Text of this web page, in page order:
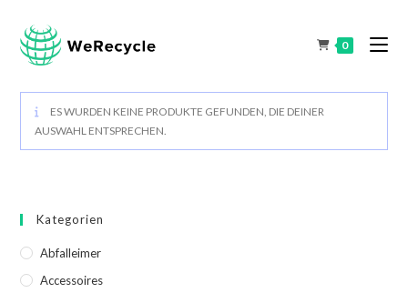
0
ES WURDEN KEINE PRODUKTE GEFUNDEN, DIE DEINER
AUSWAHL ENTSPRECHEN.
Kategorien
Abfalleimer
Accessoires